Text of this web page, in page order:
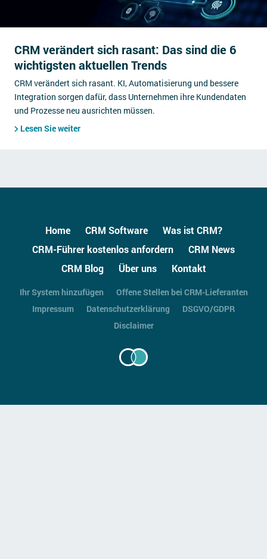
CRM verändert sich rasant: Das sind die 6
wichtigsten aktuellen Trends
CRM verändert sich rasant. KI, Automatisierung und bessere
Integration sorgen dafür, dass Unternehmen ihre Kundendaten
und Prozesse neu ausrichten müssen.
Lesen Sie weiter
Home CRM Software
Was ist CRM?
CRM-Führer kostenlos anfordern
CRM News
CRM Blog
Über uns Kontakt
Ihr System hinzufügen
Offene Stellen bei CRM-Lieferanten
Impressum
Datenschutzerklärung
DSGVO/GDPR
Disclaimer